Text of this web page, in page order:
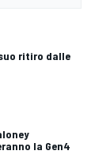
ritiro dalle
la Gen4